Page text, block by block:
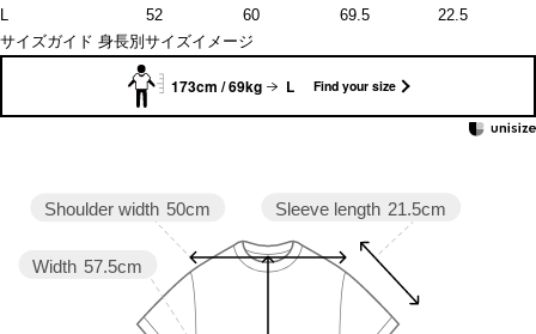
L
52 60 69.5
22.5
サイズガイド 身長別サイズイメージ
173cm / 69kg L Find your size
Sleeve length 21.5cm
Width 57.5cm
Shoulder width 50cm